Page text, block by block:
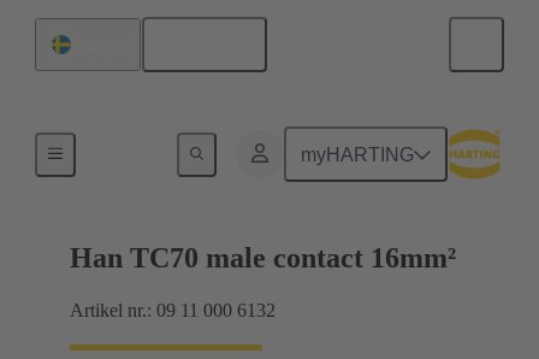
myHARTING
Han TC70 male contact 16mm²
Artikel nr.: 09 11 000 6132